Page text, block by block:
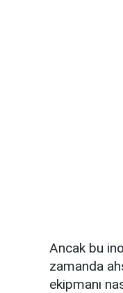
Ancak bu
zamanda
ekipmanı